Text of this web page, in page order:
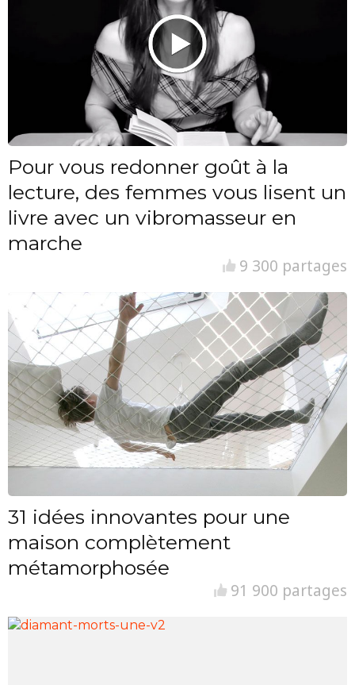
Pour vous redonner goût à la
lecture, des femmes vous lisent un
livre avec un vibromasseur en
marche
9 300 partages
31 idées innovantes pour une
maison complètement
métamorphosée
91 900 partages